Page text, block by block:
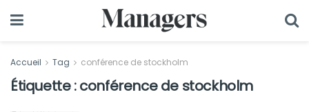
Accueil Tag conférence de stockholm
Étiquette :conférence de stockholm